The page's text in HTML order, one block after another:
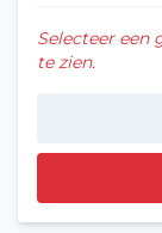
Selecteer een
te zien.